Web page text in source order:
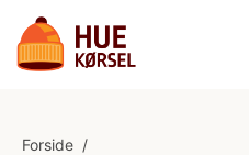
Forside /